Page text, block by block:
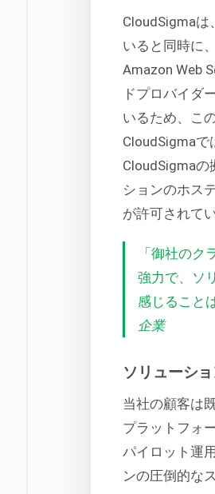
CloudSigmaは
いると同時に
Amazon Web
ドプロバイダ
いるため、こ
CloudSigmaで
CloudSigmaの
ションのホス
が許可されて
「御社の
強力で、ソ
感じること
企業
ソリューシ
当社の顧客は
プラットフォ
パイロット運
ンの圧倒的な